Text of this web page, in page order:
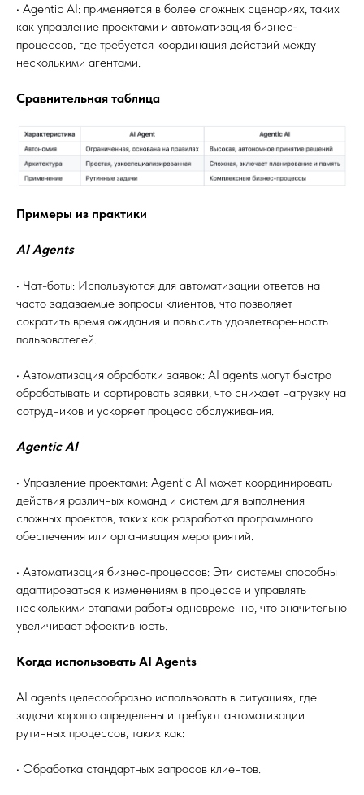
• Agentic AI: применяется в более сложных сценариях, таких
как управление проектами и автоматизация бизнес-
процессов, где требуется координация действий между
несколькими агентами.
Сравнительная таблица
Примеры из практики
AI Agents
• Чат-боты: Используются для автоматизации ответов на
часто задаваемые вопросы клиентов, что позволяет
сократить время ожидания и повысить удовлетворенность
пользователей.
• Автоматизация обработки заявок: AI agents могут быстро
обрабатывать и сортировать заявки, что снижает нагрузку на
сотрудников и ускоряет процесс обслуживания.
Agentic AI
• Управление проектами: Agentic AI может координировать
действия различных команд и систем для выполнения
сложных проектов, таких как разработка программного
обеспечения или организация мероприятий.
• Автоматизация бизнес-процессов: Эти системы способны
адаптироваться к изменениям в процессе и управлять
несколькими этапами работы одновременно, что значительно
увеличивает эффективность.
Когда использовать AI Agents
AI agents целесообразно использовать в ситуациях, где
задачи хорошо определены и требуют автоматизации
рутинных процессов, таких как:
• Обработка стандартных запросов клиентов.